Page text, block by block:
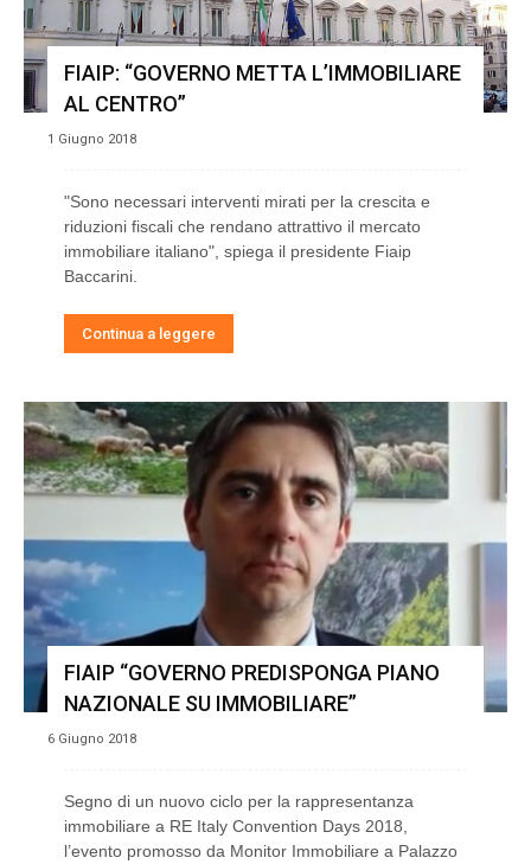
FIAIP: “GOVERNO METTA L’IMMOBILIARE
AL CENTRO”
1 Giugno 2018
"Sono necessari interventi mirati per la crescita e
riduzioni fiscali che rendano attrattivo il mercato
immobiliare italiano", spiega il presidente Fiaip
Baccarini.
Continua a leggere
FIAIP “GOVERNO PREDISPONGA PIANO
NAZIONALE SU IMMOBILIARE”
6 Giugno 2018
Segno di un nuovo ciclo per la rappresentanza
immobiliare a RE Italy Convention Days 2018,
l’evento promosso da Monitor Immobiliare a Palazzo